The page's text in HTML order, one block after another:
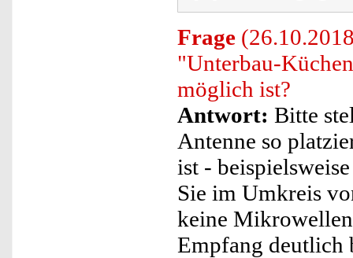
Frage
"Unterbau-
möglich ist?
Antwort: Bitte
Antenne so
ist -
Sie im Umkreis
keine
Empfang deutlich